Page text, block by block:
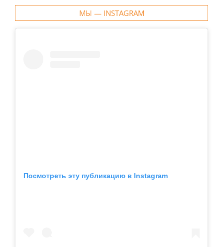
МЫ — INSTAGRAM
Посмотреть эту публикацию в Instagram